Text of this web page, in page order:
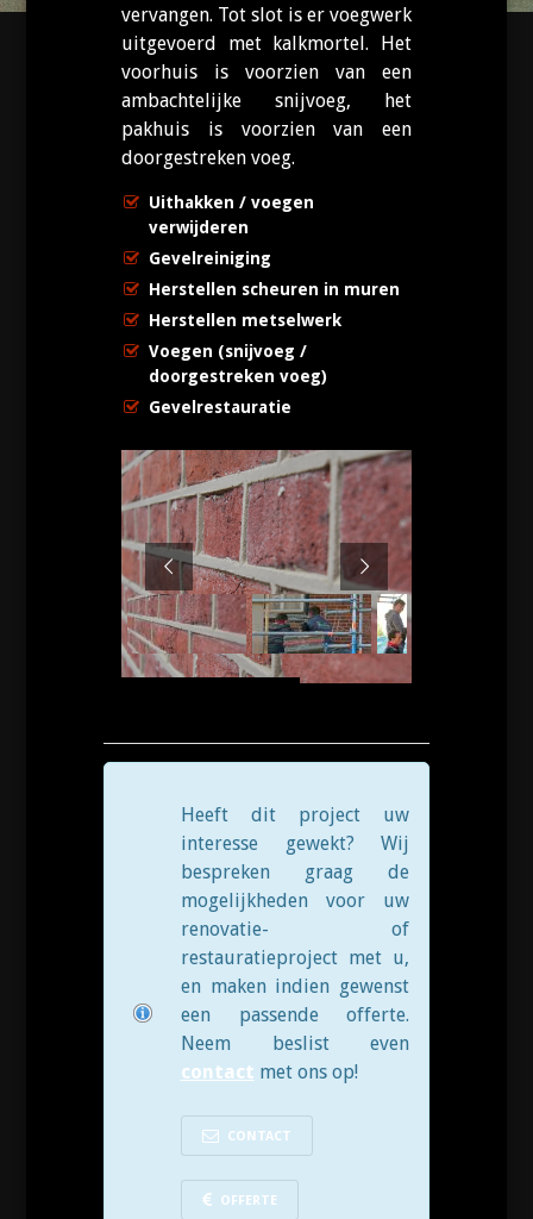
vervangen. Tot slot is er voegwerk
uitgevoerd met kalkmortel. Het
voorhuis is voorzien van een
ambachtelijke snijvoeg, het
pakhuis is voorzien van een
doorgestreken voeg.
Uithakken / voegen
verwijderen
Gevelreiniging
Herstellen scheuren in muren
Herstellen metselwerk
Voegen (snijvoeg /
doorgestreken voeg)
Gevelrestauratie
Heeft dit project uw
interesse gewekt? Wij
bespreken graag de
mogelijkheden voor uw
renovatie- of
restauratieproject met u,
en maken indien gewenst
een passende offerte.
Neem beslist even
contact met ons op!
CONTACT
OFFERTE